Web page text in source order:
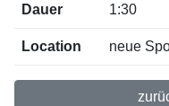
Dauer 1:30
Location neue